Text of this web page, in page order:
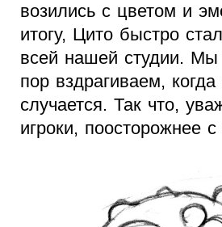
возились с цветом и
итогу, Цито быстро
всей нашей студии.
пор вздрагиваем,
случается. Так что,
игроки, поосторожнее